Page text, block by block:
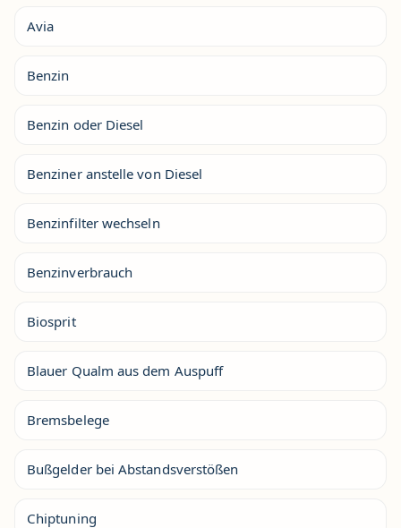
Avia
Benzin
Benzin oder Diesel
Benziner anstelle von Diesel
Benzinfilter wechseln
Benzinverbrauch
Biosprit
Blauer Qualm aus dem Auspuff
Bremsbelege
Bußgelder bei Abstandsverstößen
Chiptuning